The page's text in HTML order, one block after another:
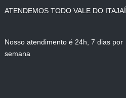
ATENDEMOS TODO VALE DO ITAJAÍ
Nosso atendimento é 24h, 7 dias por
semana